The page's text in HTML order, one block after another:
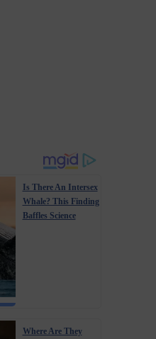
Is There An Intersex
Whale? This Finding
Baffles Science
Where Are They